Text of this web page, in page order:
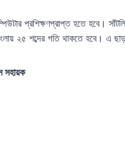
প্রশিক্ষণপ্রাপ্ত হতে হবে।
২৫ শব্দের গতি থাকতে হবে। এ
সহায়ক